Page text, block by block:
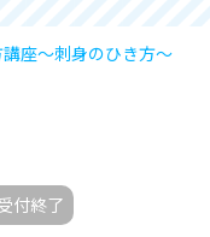
講座～刺身のひき方～
付終了